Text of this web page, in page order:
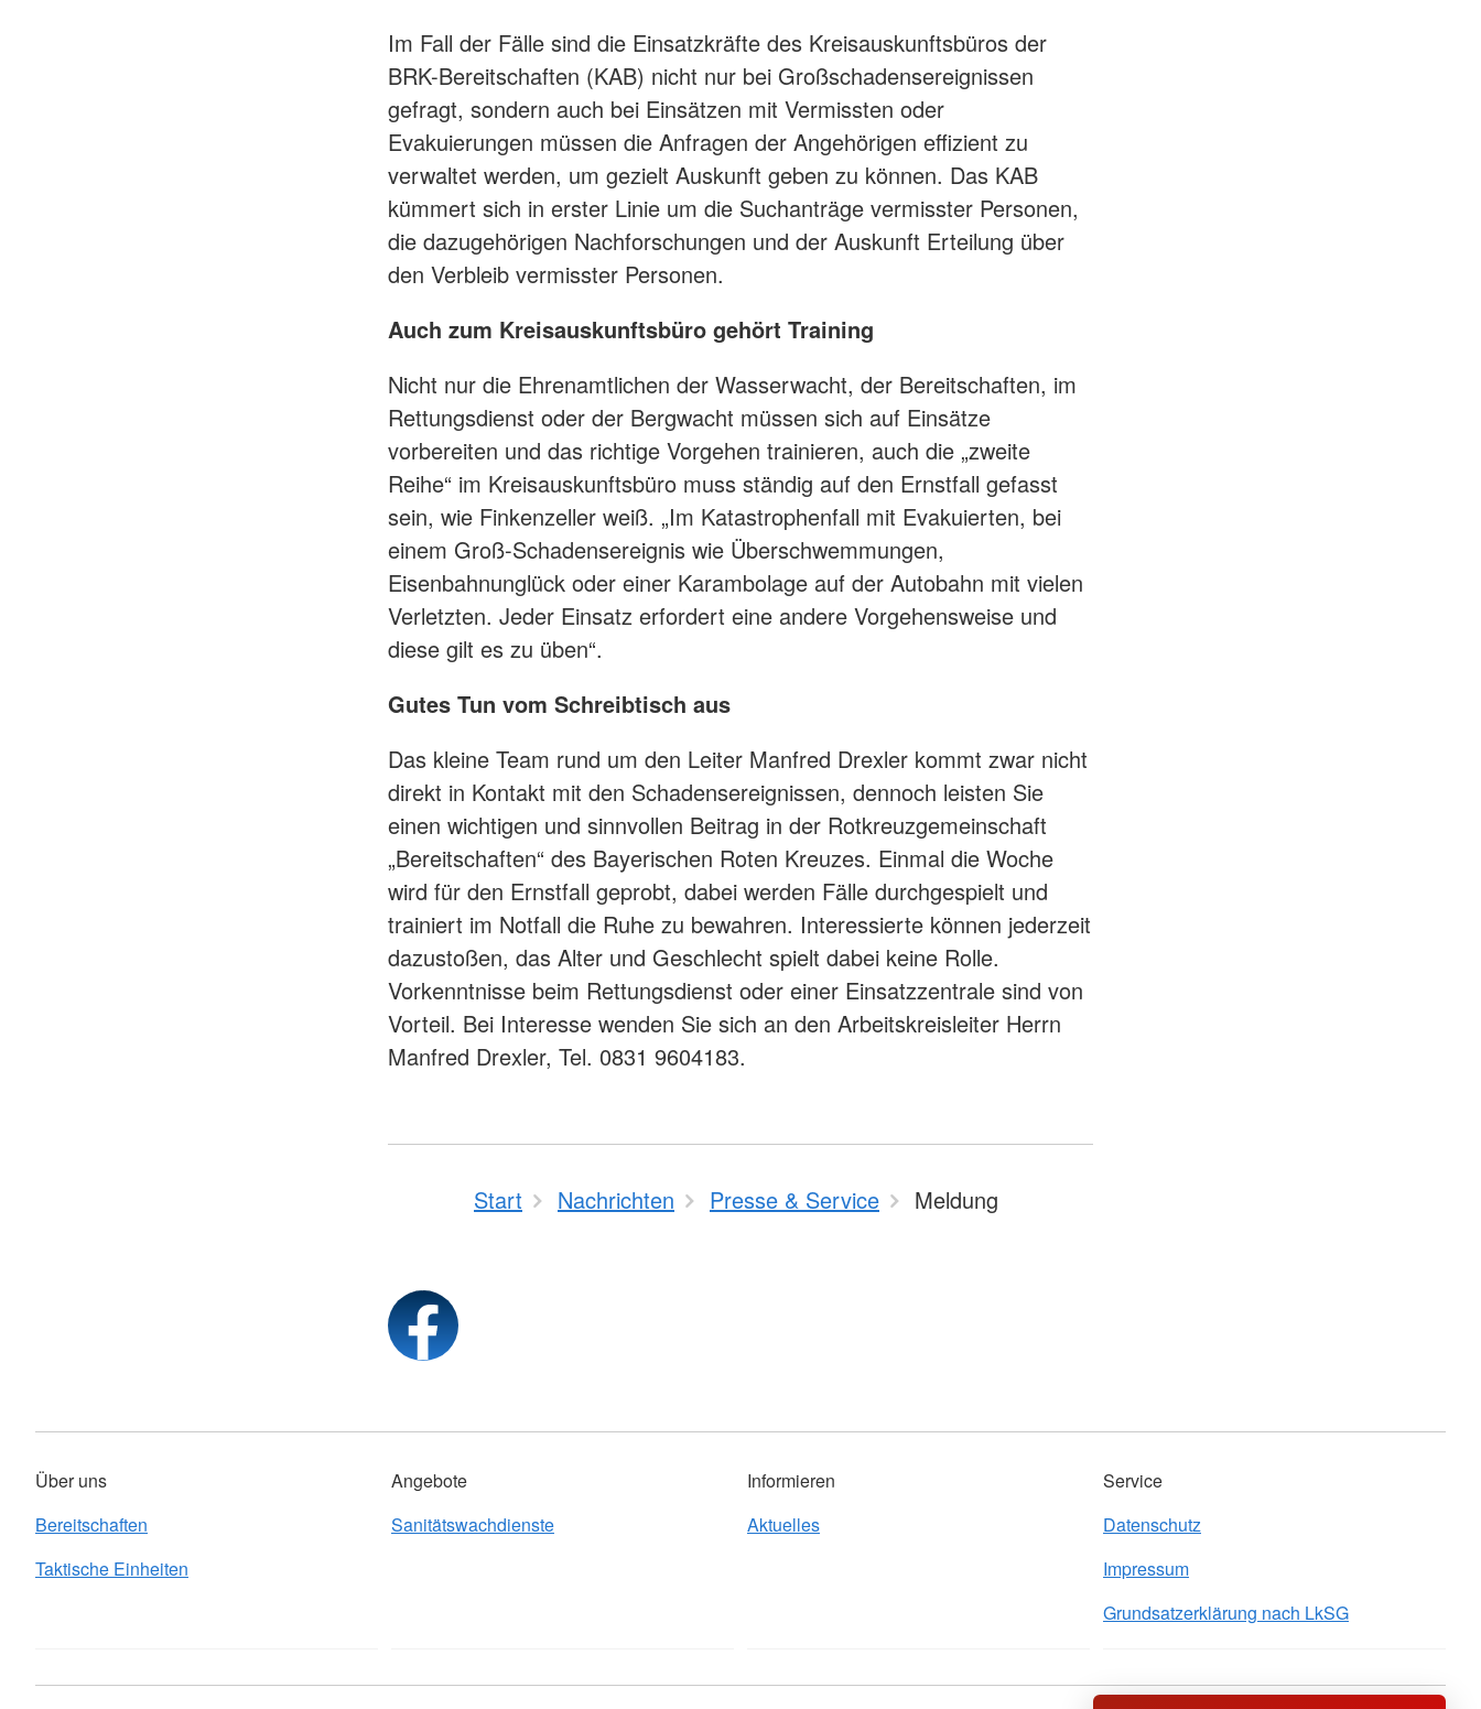
Im Fall der Fälle sind die Einsatzkräfte des Kreisauskunftsbüros der
BRK-Bereitschaften (KAB) nicht nur bei Großschadensereignissen
gefragt, sondern auch bei Einsätzen mit Vermissten oder
Evakuierungen müssen die Anfragen der Angehörigen effizient zu
verwaltet werden, um gezielt Auskunft geben zu können. Das KAB
kümmert sich in erster Linie um die Suchanträge vermisster Personen,
die dazugehörigen Nachforschungen und der Auskunft Erteilung über
den Verbleib vermisster Personen.
Auch zum Kreisauskunftsbüro gehört Training
Nicht nur die Ehrenamtlichen der Wasserwacht, der Bereitschaften, im
Rettungsdienst oder der Bergwacht müssen sich auf Einsätze
vorbereiten und das richtige Vorgehen trainieren, auch die „zweite
Reihe“ im Kreisauskunftsbüro muss ständig auf den Ernstfall gefasst
sein, wie Finkenzeller weiß. „Im Katastrophenfall mit Evakuierten, bei
einem Groß-Schadensereignis wie Überschwemmungen,
Eisenbahnunglück oder einer Karambolage auf der Autobahn mit vielen
Verletzten. Jeder Einsatz erfordert eine andere Vorgehensweise und
diese gilt es zu üben“.
Gutes Tun vom Schreibtisch aus
Das kleine Team rund um den Leiter Manfred Drexler kommt zwar nicht
direkt in Kontakt mit den Schadensereignissen, dennoch leisten Sie
einen wichtigen und sinnvollen Beitrag in der Rotkreuzgemeinschaft
„Bereitschaften“ des Bayerischen Roten Kreuzes. Einmal die Woche
wird für den Ernstfall geprobt, dabei werden Fälle durchgespielt und
trainiert im Notfall die Ruhe zu bewahren. Interessierte können jederzeit
dazustoßen, das Alter und Geschlecht spielt dabei keine Rolle.
Vorkenntnisse beim Rettungsdienst oder einer Einsatzzentrale sind von
Vorteil. Bei Interesse wenden Sie sich an den Arbeitskreisleiter Herrn
Manfred Drexler, Tel. 0831 9604183.
Start Nachrichten Presse & Service Meldung
Über uns
Bereitschaften
Taktische Einheiten
Angebote
Sanitätswachdienste
Informieren
Aktuelles
Service
Datenschutz
Impressum
Grundsatzerklärung nach LkSG